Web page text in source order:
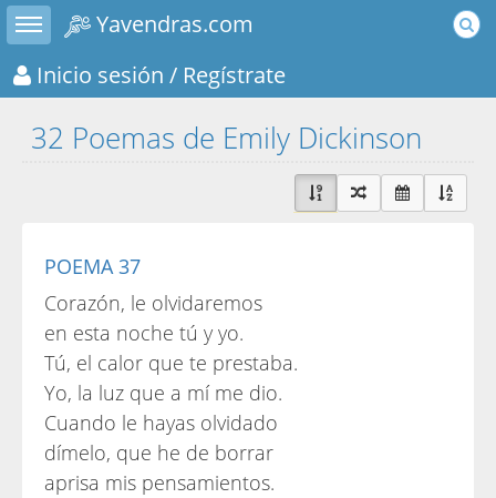
Toggle sidebar
Yavendras.com
Inicio sesión / Regístrate
32 Poemas de Emily Dickinson
POEMA 37
Corazón, le olvidaremos
en esta noche tú y yo.
Tú, el calor que te prestaba.
Yo, la luz que a mí me dio.
Cuando le hayas olvidado
dímelo, que he de borrar
aprisa mis pensamientos.